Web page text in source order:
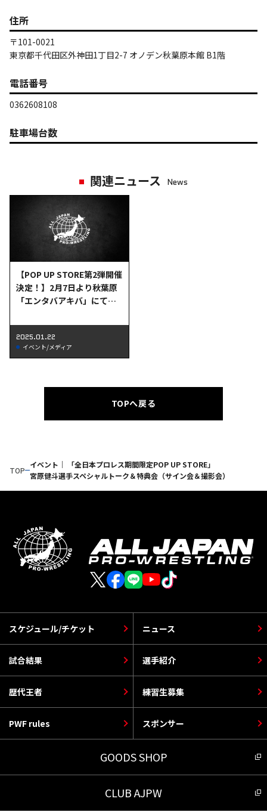
住所
〒101-0021
東京都千代田区外神田1丁目2-7 オノデン秋葉原本館 B1階
電話番号
0362608108
駐車場台数
関連ニュース News
【POP UP STORE第2弾開催
決定！】2月7日より秋葉原
「エンタバアキバ」にて全
Eが期間限定オープン！
2025.01.22
イベント/メディア
TOPへ戻る
TOP
イベント｜ 「全日本プロレス期間限定POP UP STORE」
宮原健斗選手スペシャルトーク＆特典会（サイン会＆撮影会）
スケジュール/チケット
選手紹介
PWF rules
ニュース
歴代王者
スポンサー
試合結果
練習生募集
GOODS SHOP
CLUB AJPW